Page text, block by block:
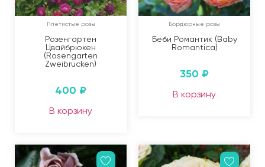
Плетистые розы
Розенгартен
Цвайбрюкен
(Rosengarten
Zweibrucken)
400 ₽
В корзину
Бордюрные розы
Беби Романтик (Baby
Romantica)
350 ₽
В корзину